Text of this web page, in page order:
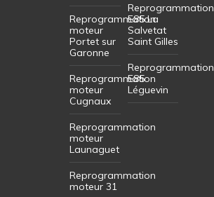
Reprogrammation
moteur
Portet sur
Garonne
Reprogrammation
moteur
Cugnaux
Reprogrammation
moteur
Launaguet
Reprogrammation
moteur 31
Reprogrammation
E85 La
Salvetat
Saint Gilles
Reprogrammation
E85
Léguevin